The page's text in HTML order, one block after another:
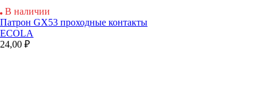
В наличии
Патрон GX53 проходные контакты
ECOLA
24,00 ₽